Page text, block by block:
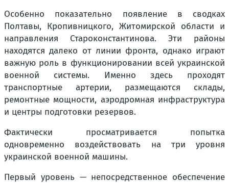
Особенно показательно появление в сводках
Полтавы, Кропивницкого, Житомирской области и
направления Староконстантинова. Эти районы
находятся далеко от линии фронта, однако играют
важную роль в функционировании всей украинской
военной системы. Именно здесь проходят
транспортные артерии, размещаются склады,
ремонтные мощности, аэродромная инфраструктура
и центры подготовки резервов.
Фактически просматривается попытка
одновременно воздействовать на три уровня
украинской военной машины.
Первый уровень — непосредственное обеспечение